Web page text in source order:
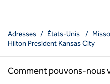
Adresses / États-Unis /
Hilton President Kansas City
Comment pouvons-nous